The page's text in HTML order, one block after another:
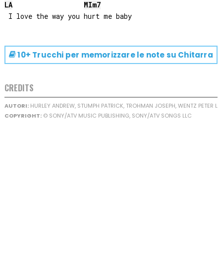
LA
MIm7
I love the way you hurt me baby
10+ Trucchi per memorizzare le note su Chitarra
CREDITS
AUTORI:HURLEY ANDREW, STUMPH PATRICK, TROHMAN JOSEPH, WENTZ PETER L
COPYRIGHT:© SONY/ATV MUSIC PUBLISHING, SONY/ATV SONGS LLC